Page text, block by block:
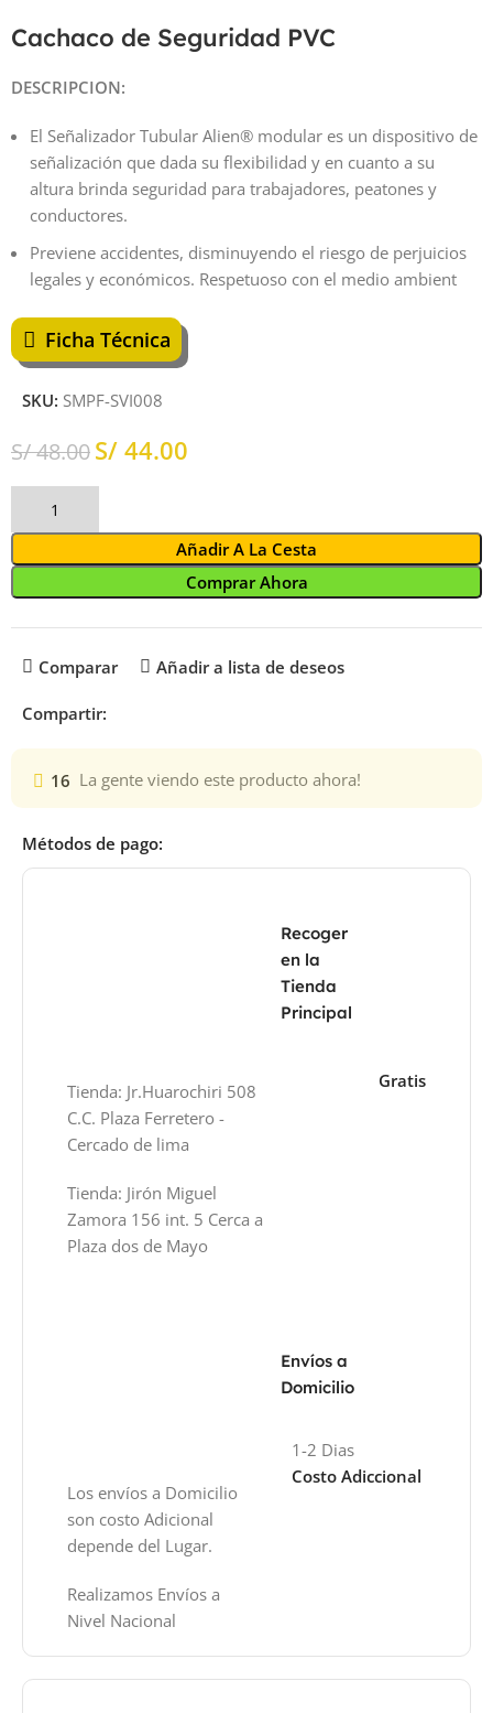
Cachaco de Seguridad PVC
DESCRIPCION:
El Señalizador Tubular Alien® modular es un dispositivo de
señalización que dada su flexibilidad y en cuanto a su
altura brinda seguridad para trabajadores, peatones y
conductores.
Previene accidentes, disminuyendo el riesgo de perjuicios
legales y económicos. Respetuoso con el medio ambient
Ficha Técnica
SKU: SMPF-SVI008
S/48.00S/ 44.00
Añadir A La Cesta
Comprar Ahora
Comparar Añadir a lista de deseos
Compartir:
16 La gente viendo este producto ahora!
Métodos de pago:
Recoger
en la
Tienda
Principal
Tienda: Jr.Huarochiri 508
C.C. Plaza Ferretero -
Cercado de lima
Tienda: Jirón Miguel
Zamora 156 int. 5 Cerca a
Plaza dos de Mayo
Gratis
Envíos a
Domicilio
Los envíos a Domicilio
son costo Adicional
depende del Lugar.
Realizamos Envíos a
Nivel Nacional
1-2 Dias
Costo Adiccional